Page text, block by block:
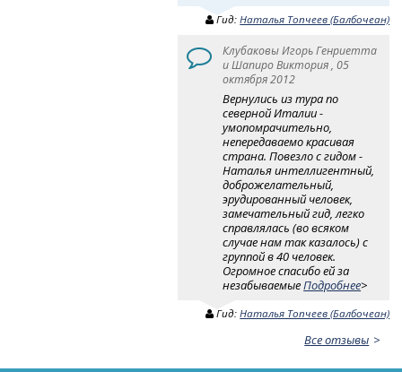
Гид:Наталья Топчеев (Балбочеан)
Клубаковы Игорь Генриетта
и Шапиро Виктория , 05
октября 2012
Вернулись из тура по
северной Италии -
умопомрачительно,
непередаваемо красивая
страна. Повезло с гидом -
Наталья интеллигентный,
доброжелательный,
эрудированный человек,
замечательный гид, легко
справлялась (во всяком
случае нам так казалось) с
группой в 40 человек.
Огромное спасибо ей за
незабываемыеПодробнее>
Гид:Наталья Топчеев (Балбочеан)
Все отзывы